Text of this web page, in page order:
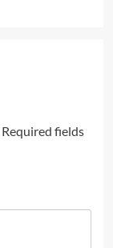
Required fields